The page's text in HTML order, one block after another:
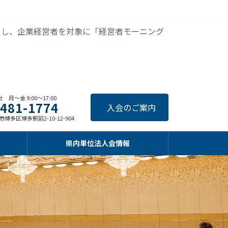
、企業経営者を対象に「経営者モーニング
月〜金 9:00〜17:00
1774
博多区博多駅前2-10-12-904
入会のご案内
県内単位法人会情報